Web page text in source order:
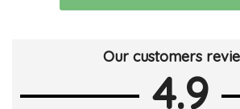
Our customers
4.9